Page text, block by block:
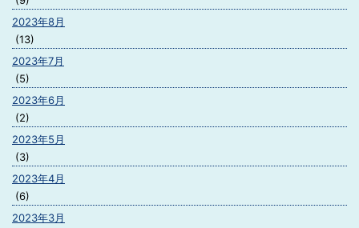
2023年8月
(13)
2023年7月
(5)
2023年6月
(2)
2023年5月
(3)
2023年4月
(6)
2023年3月